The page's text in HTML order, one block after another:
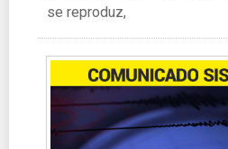
se reproduz,